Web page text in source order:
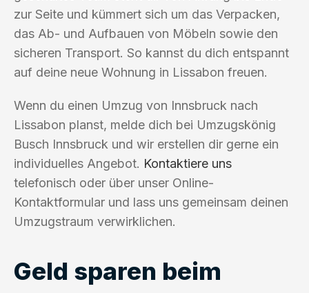
zur Seite und kümmert sich um das Verpacken,
das Ab- und Aufbauen von Möbeln sowie den
sicheren Transport. So kannst du dich entspannt
auf deine neue Wohnung in Lissabon freuen.
Wenn du einen Umzug von Innsbruck nach
Lissabon planst, melde dich bei Umzugskönig
Busch Innsbruck und wir erstellen dir gerne ein
individuelles Angebot. Kontaktiere uns
telefonisch oder über unser Online-
Kontaktformular und lass uns gemeinsam deinen
Umzugstraum verwirklichen.
Geld sparen beim